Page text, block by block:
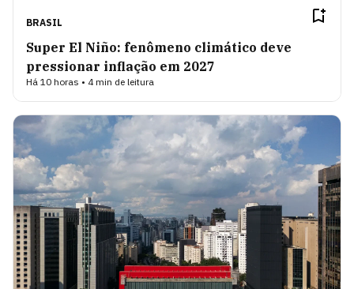
BRASIL
Super El Niño: fenômeno climático deve
pressionar inflação em 2027
Há 10 horas • 4 min de leitura